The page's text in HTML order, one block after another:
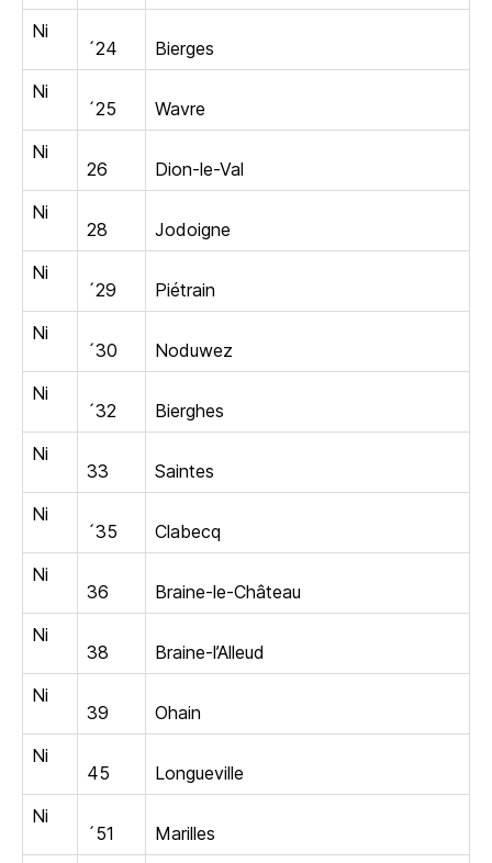
Ni
´24
Bierges
Ni
´25
Wavre
Ni
26
Dion-le-Val
Ni
28
Jodoigne
Ni
´29
Piétrain
Ni
´30
Noduwez
Ni
´32
Bierghes
Ni
33
Saintes
Ni
´35
Clabecq
Ni
36
Braine-le-Château
Ni
38
Braine-l’Alleud
Ni
39
Ohain
Ni
45
Longueville
Ni
´51
Marilles